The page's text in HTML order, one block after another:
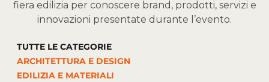
fiera edilizia per conoscere brand, prodotti, servizi e
innovazioni presentate durante l’evento.
TUTTE LE CATEGORIE
ARCHITETTURA E DESIGN
EDILIZIA E MATERIALI